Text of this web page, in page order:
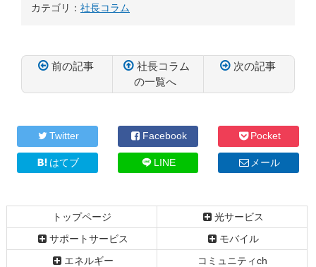
カテゴリ： 社長コラム
前の記事
社長コラム
の一覧へ
次の記事
の
へ
戻
Twitter Facebook Pocket
はてブ LINE メール
トップページ
光サービス
サポートサービス
モバイル
エネルギー
コミュニティch